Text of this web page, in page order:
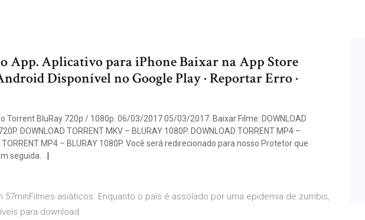
App. Aplicativo para iPhone Baixar na App Store
Disponível no Google Play · Reportar Erro ·
Torrent BluRay 720p / 1080p. 06/03/2017 05/03/2017. Baixar Filme: DOWNLOAD
DOWNLOAD TORRENT MKV – BLURAY 1080P. DOWNLOAD TORRENT MP4 –
TORRENT MP4 – BLURAY 1080P. Você será redirecionado para nosso Protetor que
seguida.
57minFilmes asiáticos. Enquanto o país é assolado por uma epidemia de zumbis,
para download.